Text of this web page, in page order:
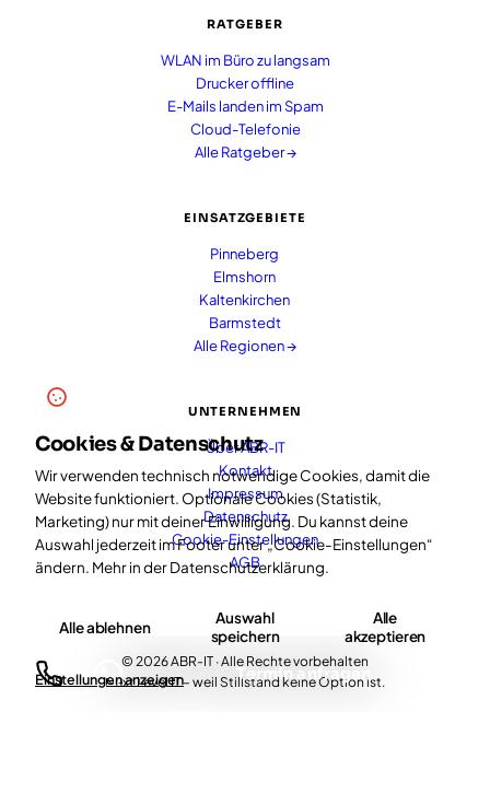
RATGEBER
WLAN im Büro zu langsam
Drucker offline
E-Mails landen im Spam
Cloud-Telefonie
Alle Ratgeber →
EINSATZGEBIETE
Pinneberg
Elmshorn
Kaltenkirchen
Barmstedt
Alle Regionen →
UNTERNEHMEN
Über ABR-IT
Kontakt
Impressum
Datenschutz
Cookie-Einstellungen
AGB
© 2026 ABR-IT · Alle Rechte vorbehalten
Next Level IT – weil Stillstand keine Option ist.
Cookies & Datenschutz
Wir verwenden technisch notwendige Cookies, damit die
Website funktioniert. Optionale Cookies (Statistik,
Marketing) nur mit deiner Einwilligung. Du kannst deine
Auswahl jederzeit im Footer unter „Cookie-Einstellungen“
ändern. Mehr in derDatenschutzerklärung.
Alle ablehnen
Auswahl
speichern
Alle
akzeptieren
Einstellungen anzeigen Termin anfragen